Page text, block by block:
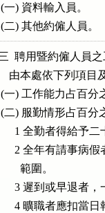
(一) 資料輸入員。
(二) 其他約僱人員。
聘用暨約僱人員
由本處依下列項目
(一) 工作能力占百分
(二) 服勤情形占百分
1 全勤者得給予二
2 全年有請事
範圍。
3 遲到或早退者
4 曠職者應扣